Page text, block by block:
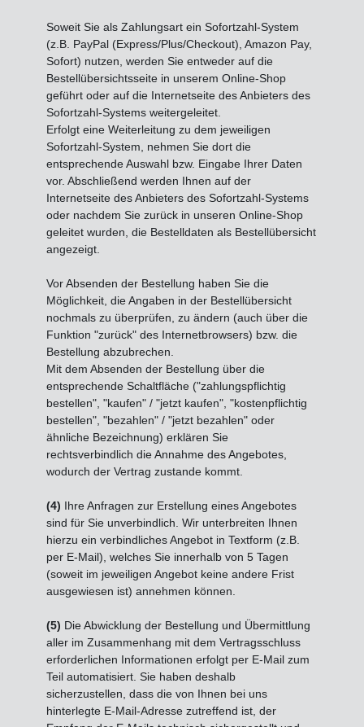
Soweit Sie als Zahlungsart ein Sofortzahl-System
(z.B. PayPal (Express/Plus/Checkout), Amazon Pay,
Sofort) nutzen, werden Sie entweder auf die
Bestellübersichtsseite in unserem Online-Shop
geführt oder auf die Internetseite des Anbieters des
Sofortzahl-Systems weitergeleitet.
Erfolgt eine Weiterleitung zu dem jeweiligen
Sofortzahl-System, nehmen Sie dort die
entsprechende Auswahl bzw. Eingabe Ihrer Daten
vor. Abschließend werden Ihnen auf der
Internetseite des Anbieters des Sofortzahl-Systems
oder nachdem Sie zurück in unseren Online-Shop
geleitet wurden, die Bestelldaten als Bestellübersicht
angezeigt.
Vor Absenden der Bestellung haben Sie die
Möglichkeit, die Angaben in der Bestellübersicht
nochmals zu überprüfen, zu ändern (auch über die
Funktion "zurück" des Internetbrowsers) bzw. die
Bestellung abzubrechen.
Mit dem Absenden der Bestellung über die
entsprechende Schaltfläche ("zahlungspflichtig
bestellen", "kaufen" / "jetzt kaufen", "kostenpflichtig
bestellen", "bezahlen" / "jetzt bezahlen" oder
ähnliche Bezeichnung) erklären Sie
rechtsverbindlich die Annahme des Angebotes,
wodurch der Vertrag zustande kommt.
(4) Ihre Anfragen zur Erstellung eines Angebotes
sind für Sie unverbindlich. Wir unterbreiten Ihnen
hierzu ein verbindliches Angebot in Textform (z.B.
per E-Mail), welches Sie innerhalb von 5 Tagen
(soweit im jeweiligen Angebot keine andere Frist
ausgewiesen ist) annehmen können.
(5) Die Abwicklung der Bestellung und Übermittlung
aller im Zusammenhang mit dem Vertragsschluss
erforderlichen Informationen erfolgt per E-Mail zum
Teil automatisiert. Sie haben deshalb
sicherzustellen, dass die von Ihnen bei uns
hinterlegte E-Mail-Adresse zutreffend ist, der